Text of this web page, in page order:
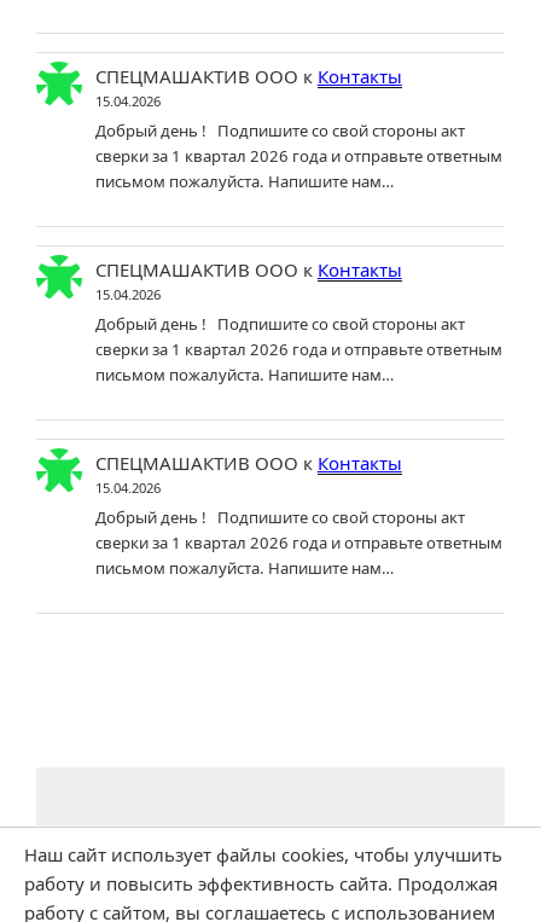
СПЕЦМАШАКТИВ ООО к Контакты
15.04.2026
Добрый день ! Подпишите со свой стороны акт
сверки за 1 квартал 2026 года и отправьте ответным
письмом пожалуйста. Напишите нам…
СПЕЦМАШАКТИВ ООО к Контакты
15.04.2026
Добрый день ! Подпишите со свой стороны акт
сверки за 1 квартал 2026 года и отправьте ответным
письмом пожалуйста. Напишите нам…
СПЕЦМАШАКТИВ ООО к Контакты
15.04.2026
Добрый день ! Подпишите со свой стороны акт
сверки за 1 квартал 2026 года и отправьте ответным
письмом пожалуйста. Напишите нам…
Наш сайт использует файлы cookies, чтобы улучшить
работу и повысить эффективность сайта. Продолжая
работу с сайтом, вы соглашаетесь с использованием